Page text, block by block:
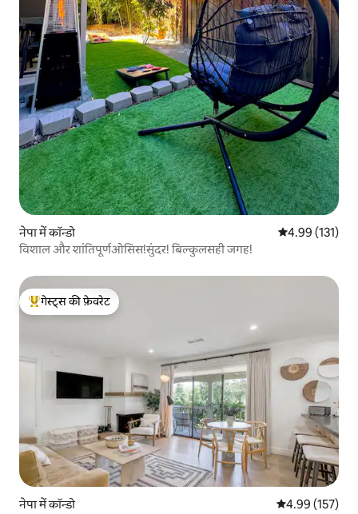
नेपा में कॉन्डो औसत रेटिंग 5 में से
4.99 (131)
विशाल और शांतिपूर्णओसिस!सुंदर! बिल्कुलसही जगह!
गेस्ट्स का टॉप फ़ेवरेट
गेस्ट्स की फ़ेवरेट
नेपा में कॉन्डो औसत रेटिंग 5 में से
4.99 (157)